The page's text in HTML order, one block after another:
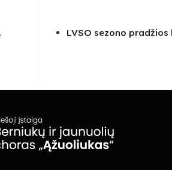
LVSO sezono